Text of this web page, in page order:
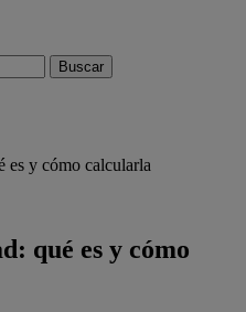
es y cómo calcularla
qué es y cómo